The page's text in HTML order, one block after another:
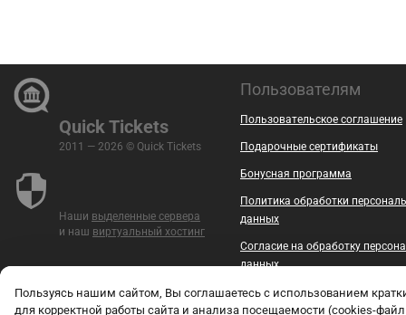
Quick Tickets
2011 — 2026 © Quick Tickets
Наши выделенные сервера
и наш виртуальный хостинг
Пользователям
Пользовательское соглашение
Подарочные сертификаты
Бонусная программа
Политика обработки
данных
Согласие на обработку
данных
Безопасность
Пользуясь нашим сайтом, Вы соглашаетесь с использованием
для корректной работы сайта и анализа посещаемости (cookies-